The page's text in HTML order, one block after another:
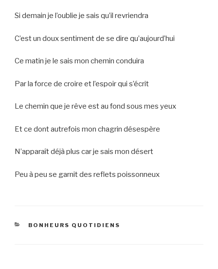
Si demain je l’oublie je sais qu’il revriendra
C’est un doux sentiment de se dire qu’aujourd’hui
Ce matin je le sais mon chemin conduira
Par la force de croire et l’espoir qui s’écrit
Le chemin que je rêve est au fond sous mes yeux
Et ce dont autrefois mon chagrin désespère
N’apparaît déjà plus car je sais mon désert
Peu à peu se garnit des reflets poissonneux
CATEGORIES
BONHEURS QUOTIDIENS